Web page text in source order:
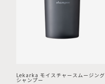
Lekarka モイスチャースムージング
シャンプー